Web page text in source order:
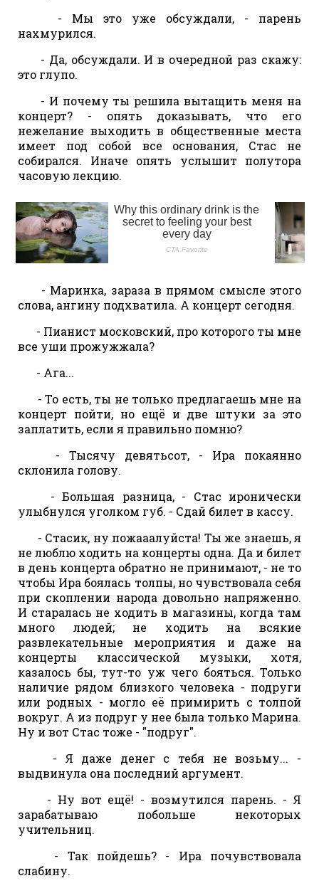
- Мы это уже обсуждали, - парень
нахмурился.
- Да, обсуждали. И в очередной раз скажу:
это глупо.
- И почему ты решила вытащить меня на
концерт? - опять доказывать, что его
нежелание выходить в общественные места
имеет под собой все основания, Стас не
собирался. Иначе опять услышит полутора
часовую лекцию.
- Маринка, зараза в прямом смысле этого
слова, ангину подхватила. А концерт сегодня.
- Пианист московский, про которого ты мне
все уши прожужжала?
- Ага...
- То есть, ты не только предлагаешь мне на
концерт пойти, но ещё и две штуки за это
заплатить, если я правильно помню?
- Тысячу девятьсот, - Ира покаянно
склонила голову.
- Большая разница, - Стас иронически
улыбнулся уголком губ. - Сдай билет в кассу.
- Стасик, ну пожааалуйста! Ты же знаешь, я
не люблю ходить на концерты одна. Да и билет
в день концерта обратно не принимают, - не то
чтобы Ира боялась толпы, но чувствовала себя
при скоплении народа довольно напряженно.
И старалась не ходить в магазины, когда там
много людей; не ходить на всякие
развлекательные мероприятия и даже на
концерты классической музыки, хотя,
казалось бы, тут-то уж чего бояться. Только
наличие рядом близкого человека - подруги
или родных - могло её примирить с толпой
вокруг. А из подруг у нее была только Марина.
Ну и вот Стас тоже - "подруг".
- Я даже денег с тебя не возьму... -
выдвинула она последний аргумент.
- Ну вот ещё! - возмутился парень. - Я
зарабатываю побольше некоторых
учительниц.
- Так пойдешь? - Ира почувствовала
слабину.